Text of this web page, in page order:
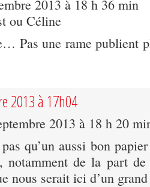
2013 à 18 h 36 min
ou Céline
Pas une rame publient
2013 à 17h04
2013 à 18 h 20
qu’un aussi bon
notamment de la part
nous serait ici d’un